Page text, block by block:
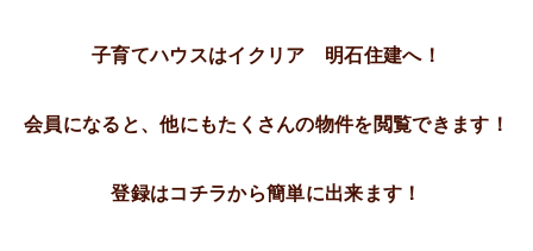
子育てハウスはイクリア 明石住建へ！
会員になると、他にもたくさんの物件を閲覧できます！
登録はコチラから簡単に出来ます！